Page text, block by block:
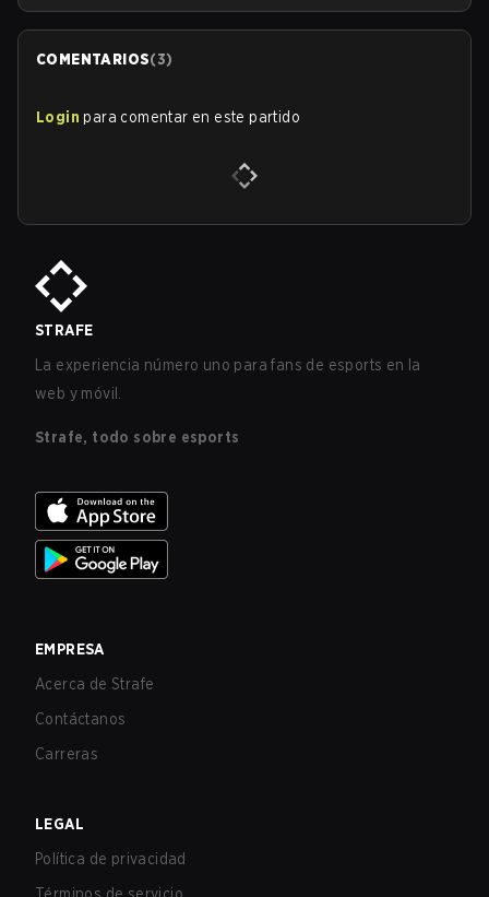
COMENTARIOS(3)
Login para comentar en este partido
STRAFE
La experiencia número uno para fans de esports en la
web y móvil.
Strafe, todo sobre esports
EMPRESA
Acerca de Strafe
Contáctanos
Carreras
LEGAL
Política de privacidad